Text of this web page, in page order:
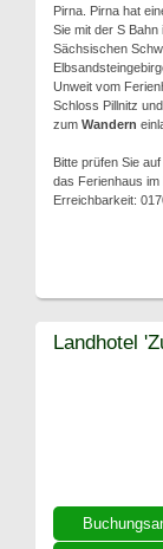
Pirna. Pirna hat
Sie mit der S
Sächsischen
Unweit vom
Schloss Pillnitz
zum Wandern
Bitte prüfen Sie
das Ferienhaus
Erreichbarkeit:
Landhotel